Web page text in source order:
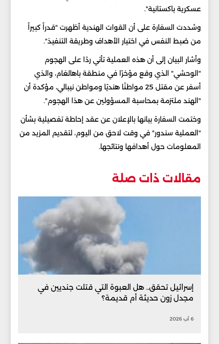
عسكرية باكستانية".
وشددت السفارة على أن القوات الهندية أظهرت "قدراً كبيراً
من ضبط النفس في اختيار الأهداف وطريقة التنفيذ".
وأشار البيان إلى أن هذه العملية تأتي ردًا على الهجوم
"الوحشي" الذي وقع مؤخرًا في منطقة باهالغام، والذي
أسفر عن مقتل 25 مواطنًا هنديًا ومواطن نيبالي، مؤكدة أن
"الهند ملتزمة بمحاسبة المسؤولين عن هذا الهجوم".
وختمت السفارة بيانها بالإعلان عن عقد إحاطة تفصيلية بشأن
"العملية سندور" في وقت لاحق من اليوم، لتقديم المزيد من
المعلومات حول أهدافها ونتائجها.
مقالات ذات صلة
إسرائيل تحقق.. هل العبوة التي قتلت جنديين في
مجدل زون حديثة أم قديمة؟
6 آب 2026